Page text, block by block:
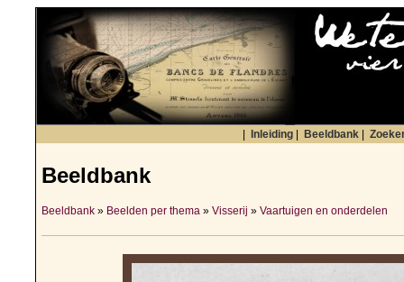
Inleiding Beeldbank
Beeldbank
Beeldbank » Beelden per thema » Visserij » Vaartuigen en onderdelen